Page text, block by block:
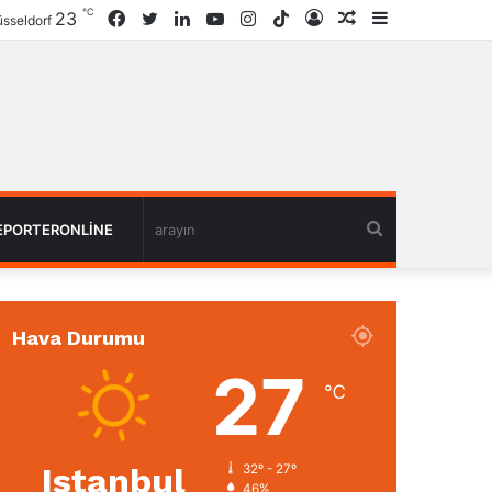
Rastgele
Giriş
TikTok
Instagram
YouTube
LinkedIn
Twitter
Facebook
23 ℃
Hava Durumu
Istanbul
27 ℃
32º - 27º
46%